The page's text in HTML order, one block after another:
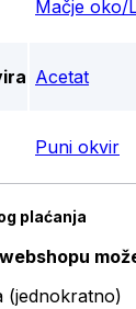
Mačje oko/
Acetat
Puni okvir
plaćanja
(jednokratno)